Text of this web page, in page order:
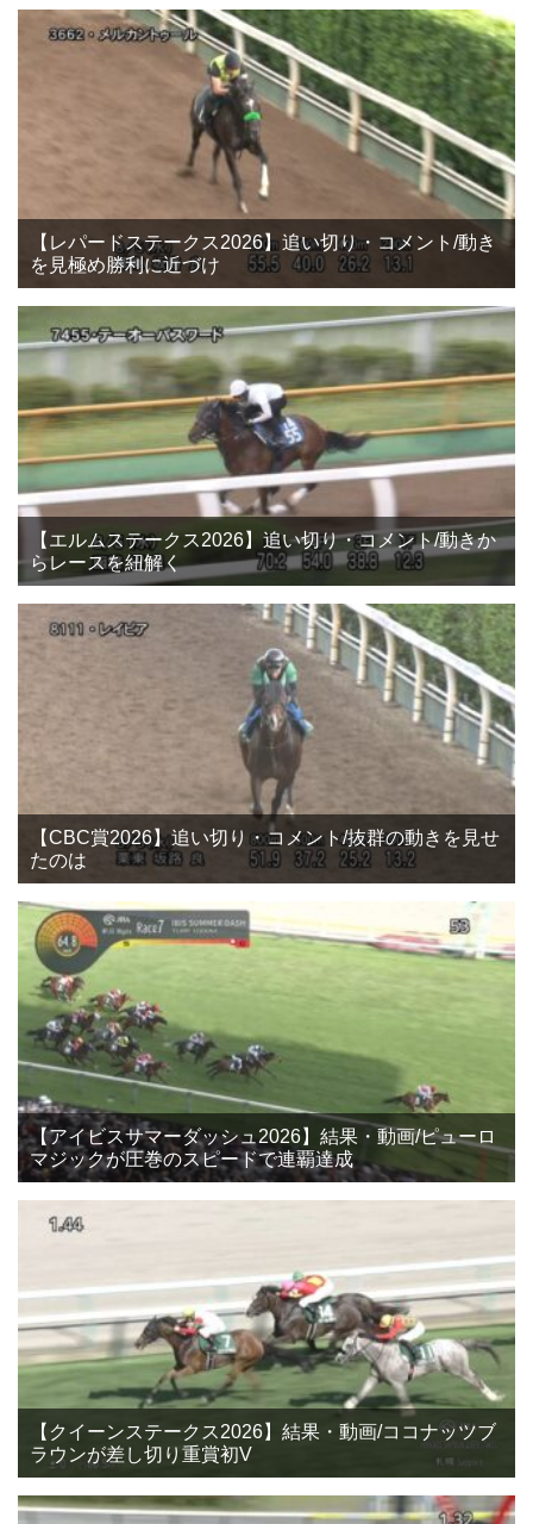
【レパードステークス2026】追い切り・コメント/動き
を見極め勝利に近づけ
【エルムステークス2026】追い切り・コメント/動きか
らレースを紐解く
【CBC賞2026】追い切り・コメント/抜群の動きを見せ
たのは
【アイビスサマーダッシュ2026】結果・動画/ピューロ
マジックが圧巻のスピードで連覇達成
【クイーンステークス2026】結果・動画/ココナッツブ
ラウンが差し切り重賞初V